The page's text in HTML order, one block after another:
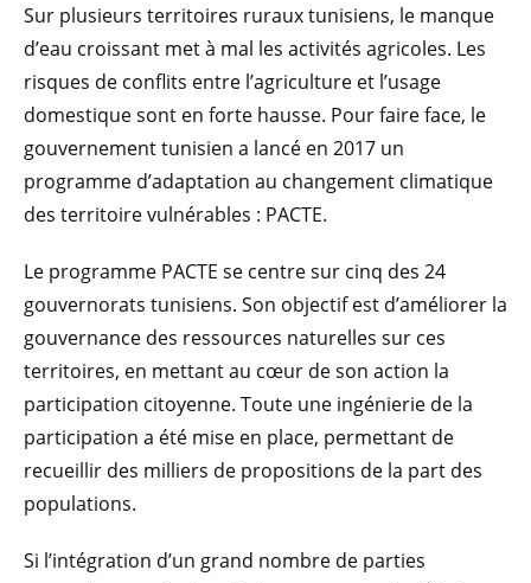
Sur plusieurs territoires ruraux tunisiens, le manque
d’eau croissant met à mal les activités agricoles. Les
risques de conflits entre l’agriculture et l’usage
domestique sont en forte hausse. Pour faire face, le
gouvernement tunisien a lancé en 2017 un
programme d’adaptation au changement climatique
des territoire vulnérables : PACTE.
Le programme PACTE se centre sur cinq des 24
gouvernorats tunisiens. Son objectif est d’améliorer la
gouvernance des ressources naturelles sur ces
territoires, en mettant au cœur de son action la
participation citoyenne. Toute une ingénierie de la
participation a été mise en place, permettant de
recueillir des milliers de propositions de la part des
populations.
Si l’intégration d’un grand nombre de parties